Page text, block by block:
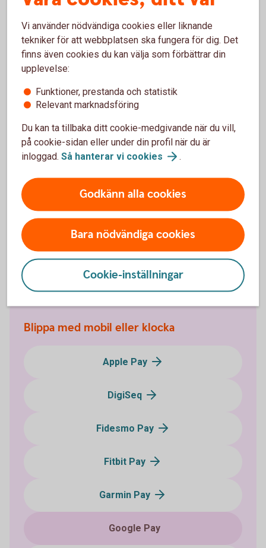
Kontakta
Vill du veta mer om Google
Pay?
Om du har fler frågor eller funderingar om Google
Pay kan du vända dig till Google för mer information.
Google Pay
Blippa med mobil eller klocka
Apple Pay
DigiSeq
Fidesmo Pay
Fitbit Pay
Garmin Pay
Google Pay
Vi använder nödvändiga cookies eller liknande
tekniker för att webbplatsen ska fungera för dig. Det
finns även cookies du kan välja som förbättrar din
upplevelse:
Funktioner, prestanda och statistik
Relevant marknadsföring
Du kan ta tillbaka ditt cookie-medgivande när du vill,
på cookie-sidan eller under din profil när du är
inloggad. Så hanterar vi cookies .
Godkänn alla cookies
Bara nödvändiga cookies
Cookie-inställningar